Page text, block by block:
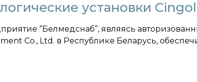
установки
“Белмедснаб”, являясь
Co., Ltd. в Республике Беларусь,